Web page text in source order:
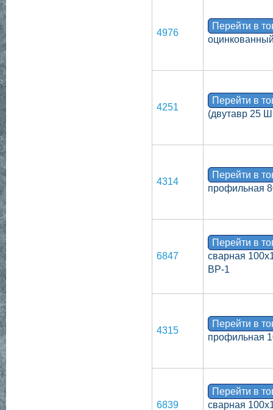
4976
Перейти в
4251
Перейти в
(двутавр 25
4314
Перейти в
профильная
6847
Перейти в
сварная
ВР-1
4315
Перейти в
профильная
6839
Перейти в
сварная